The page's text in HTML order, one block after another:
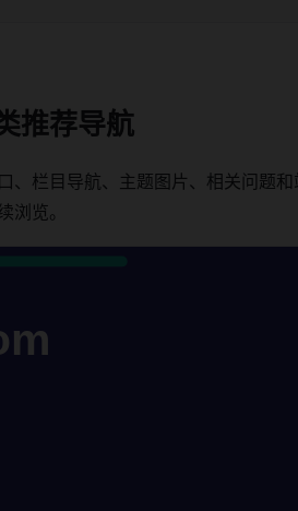
推荐导航
、栏目导航、主题图片、相关问题
浏览。